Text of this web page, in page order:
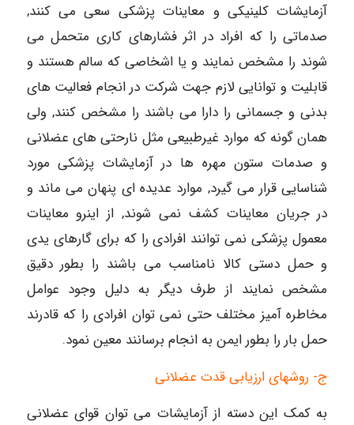
آزمایشات کلینیکی و معاینات پزشکی سعی می کنند,
صدماتی را که افراد در اثر فشارهای کاری متحمل می
شوند را مشخص نمایند و یا اشخاصی که سالم هستند و
قابلیت و توانایی لازم جهت شرکت در انجام فعالیت های
بدنی و جسمانی را دارا می باشند را مشخص کنند, ولی
همان گونه که موارد غیرطبیعی مثل نارحتی های عضلانی
و صدمات ستون مهره ها در آزمایشات پزشکی مورد
شناسایی قرار می گیرد, موارد عدیده ای پنهان می ماند و
در جریان معاینات کشف نمی شوند, از اینرو معاینات
معمول پزشکی نمی توانند افرادی را که برای گارهای یدی
و حمل دستی کالا نامناسب می باشند را بطور دقیق
مشخص نمایند از طرف دیگر به دلیل وجود عوامل
مخاطره آمیز مختلف حتی نمی توان افرادی را که قادرند
حمل بار را بطور ایمن به انجام برسانند معین نمود.
ج- روشهای ارزیابی قدت عضلانی
به کمک این دسته از آزمایشات می توان قوای عضلانی